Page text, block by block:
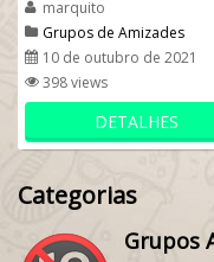
administrador...
marquito
Grupos de Amizades
10 de outubro de 2021
398 views
DETALHES
Categorias
Grupos